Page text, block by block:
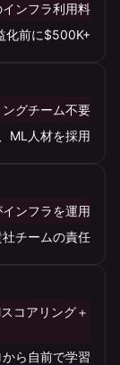
インフラ利用料
化前に$500K+
グチーム不要
ML人材を採用
ンフラを運用
チームの責任
コアリング＋
ら自前で学習